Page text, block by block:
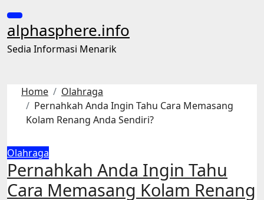
to
content
alphasphere.info
Sedia Informasi Menarik
Home
Olahraga
Pernahkah Anda Ingin Tahu Cara Memasang
Kolam Renang Anda Sendiri?
Olahraga
Pernahkah Anda Ingin Tahu
Cara Memasang Kolam Renang